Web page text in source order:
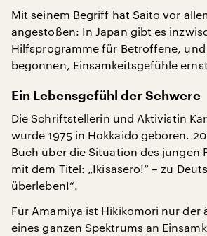
Mit seinem Begriff hat Saito vor
angestoßen: In Japan gibt es
Hilfsprogramme für Betroffene,
begonnen, Einsamkeitsgefühle
Ein Lebensgefühl der Schwere
Die Schriftstellerin und Aktivistin
wurde 1975 in Hokkaido geboren.
Buch über die Situation des jungen
mit dem Titel: „Ikisasero!“ – zu
überleben!“.
Für Amamiya ist Hikikomori nur der
eines ganzen Spektrums an